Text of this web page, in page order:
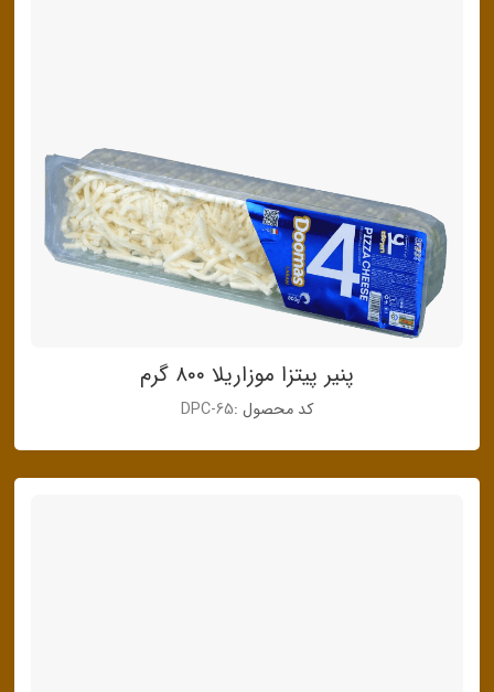
پنیر پیتزا موزاریلا ۸۰۰ گرم
کد محصول :DPC-65